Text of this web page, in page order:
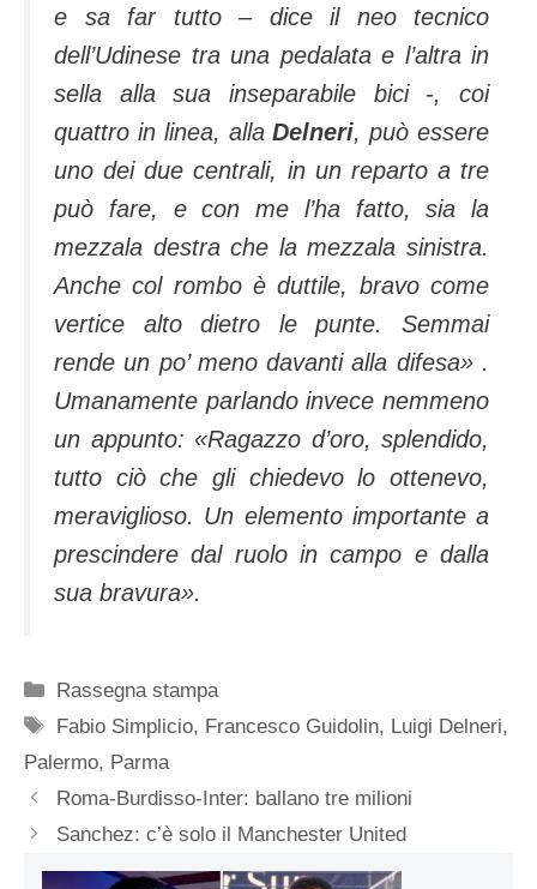
e sa far tutto – dice il neo tecnico
dell’Udinese tra una pedalata e l’altra in
sella alla sua inseparabile bici -, coi
quattro in linea, allaDelneri, può essere
uno dei due centrali, in un reparto a tre
può fare, e con me l’ha fatto, sia la
mezzala destra che la mezzala sinistra.
Anche col rombo è duttile, bravo come
vertice alto dietro le punte. Semmai
rende un po’ meno davanti alla difesa» .
Umanamente parlando invece nemmeno
un appunto: «Ragazzo d’oro, splendido,
tutto ciò che gli chiedevo lo ottenevo,
meraviglioso. Un elemento importante a
prescindere dal ruolo in campo e dalla
sua bravura».
Categorie
Rassegna stampa
Tag
Fabio Simplicio, Francesco Guidolin, Luigi Delneri,
Palermo, Parma
Roma-Burdisso-Inter: ballano tre milioni
Sanchez: c’è solo il Manchester United